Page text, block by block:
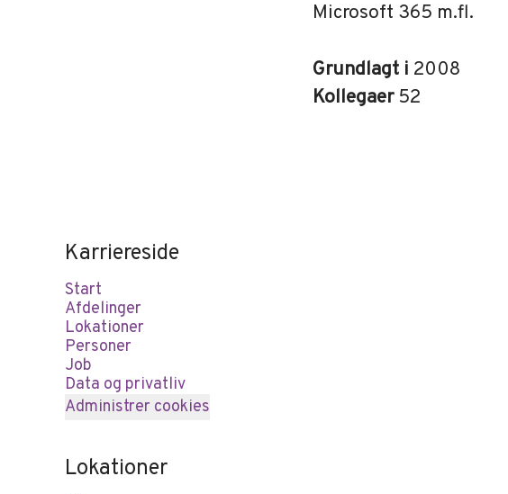
Microsoft 365 m.fl.
Grundlagt i 2008
Kollegaer 52
Karriereside
Start
Afdelinger
Lokationer
Personer
Job
Data og privatliv
Administrer cookies
Lokationer